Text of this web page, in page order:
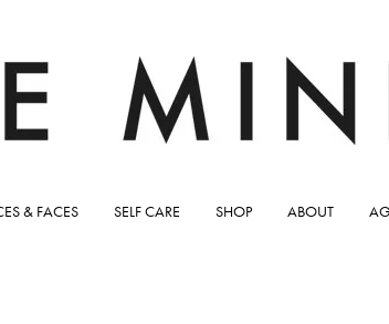
& FACES SELF CARE SHOP ABOUT